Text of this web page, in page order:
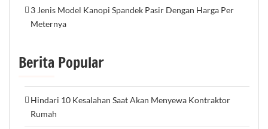
3 Jenis Model Kanopi Spandek Pasir Dengan Harga Per
Meternya
Berita Popular
Hindari 10 Kesalahan Saat Akan Menyewa Kontraktor
Rumah